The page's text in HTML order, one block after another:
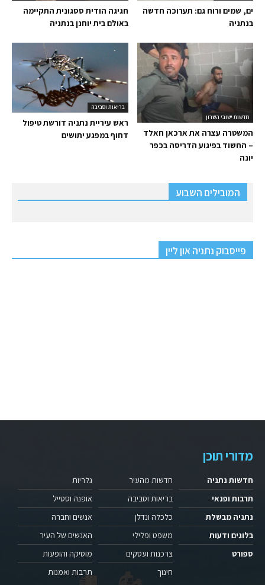
חגיגה הודית ססגונית התקיימה
באולם בית יוחנן בנתניה
ים, שמים ורוח גם: תערוכה חדשה
בנתניה
בריאות וסביבה
ראש עיריית נתניה דורשת טיפול
דחוף במפגע יתושים
חדשות ישובי השרון
המשטרה עצרה את ארכאן חאלד
– החשוד בפיגוע הדריסה בכפר
יונה
המובילים השבוע
פייסבוק נתניה און ליין
מדורי תוכן
חדשות נתניה
תרבות ופנאי
נתניה מבשלת
בלוגים ודעות
ספורט
חדשות מהעיר
בריאות וסביבה
כלכלה ונדלן
משפט ופלילי
צרכנות ועסקים
חינוך
גלריות
אופנה וסטייל
אנשים וחברה
האנשים של העיר
מוסיקה והופעות
תרבות ואמנות